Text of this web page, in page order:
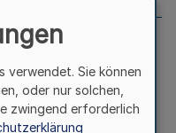
204 vom
verwendet. Sie können
oder nur solchen,
zwingend erforderlich